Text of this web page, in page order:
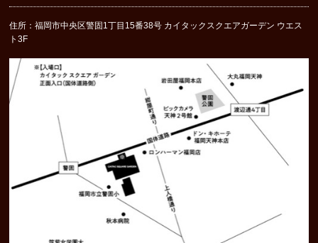
住所：福岡市中央区警固1丁目15番38号 カイタックスクエアガーデン ウエス
ト3F